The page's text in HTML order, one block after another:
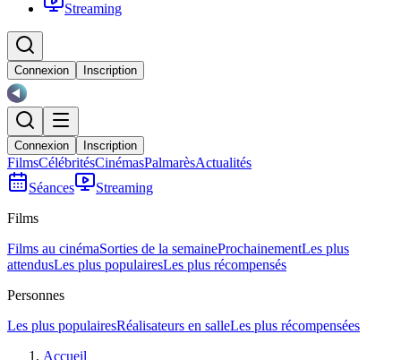
Streaming
Connexion Inscription
Connexion Inscription
FilmsCélébritésCinémasPalmarèsActualités
Séances
Streaming
Films
Films au cinémaSorties de la semaineProchainementLes plus
attendusLes plus populairesLes plus récompensés
Personnes
Les plus populairesRéalisateurs en salleLes plus récompensées
Accueil